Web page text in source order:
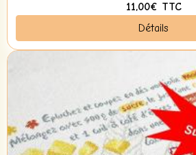
11,00€ TTC
Détails